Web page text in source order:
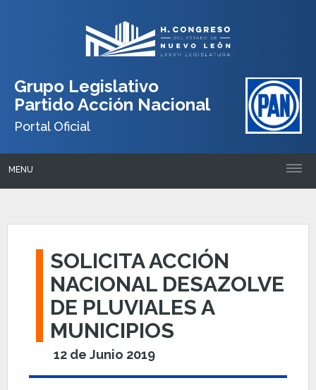
Grupo Legislativo
Partido Acción Nacional
Portal Oficial
MENU
SOLICITA ACCIÓN
NACIONAL DESAZOLVE
DE PLUVIALES A
MUNICIPIOS
12 de Junio 2019